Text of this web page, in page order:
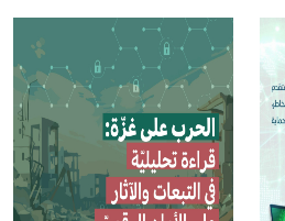
الجماعيّة